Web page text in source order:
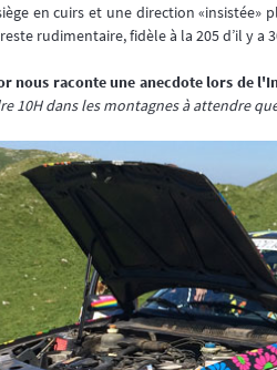
en cuirs et une direction «insistée»
rudimentaire, fidèle à la 205 d’il y a
nous raconte une anecdote lors de
10H dans les montagnes à attendre